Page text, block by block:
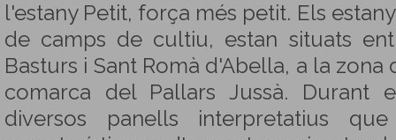
l'estany Petit, força més petit. Els
de camps de cultiu, estan situats
Basturs i Sant Romà d'Abella, a la zona
comarca del Pallars Jussà. Durant
diversos panells interpretatius